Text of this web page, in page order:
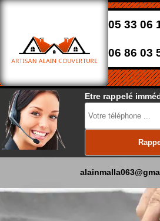
05 33 06
06 86 03
Etre rappelé